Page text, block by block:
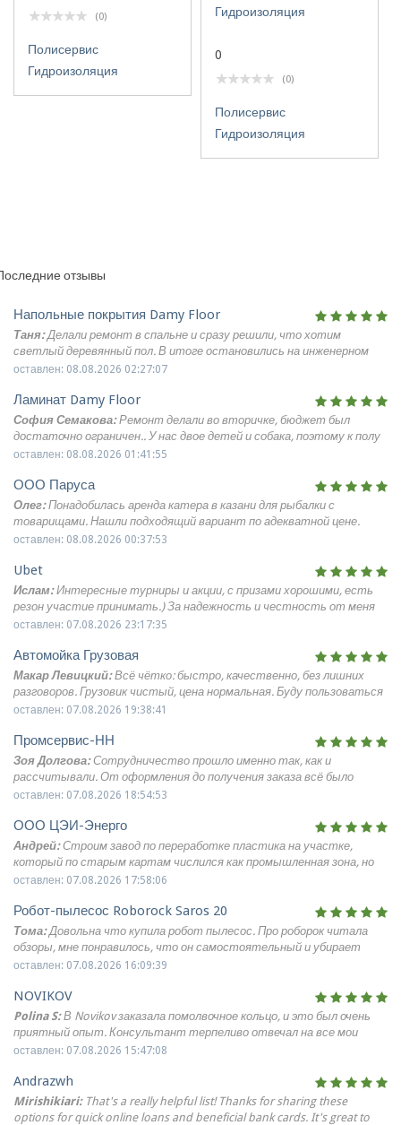
(0)
Полисервис
Гидроизоляция
0
(0)
Полисервис
Гидроизоляция
отзывы
Напольные покрытия Damy Floor
Таня:Делали ремонт в спальне и сразу решили, что хотим
светлый деревянный пол. В итоге остановились на инженерном
паркете damy floor в скандинавском оттенке, укладка французской
будущем такое покрытие можно будет шлифовать и обновлять, а
не менять целиком. В жизни пол выглядит очень спокойно и дорого,
спальня стала намного уютнее.
оставлен: 08.08.2026 02:27:07
Ламинат Damy Floor
София Семакова:Ремонт делали во вторичке, бюджет был
достаточно ограничен.. У нас двое детей и собака, поэтому к полу
были серьёзные требования. Выбрали ламинат 33 класса от DAMY
выглядит отлично, очень аккуратно, никаких щелей и сломанных
замков. По своему виду и на ощупь очень похож на паркет. Мою
обычной влажной тряпкой и средством для пола. На влагу этот
ламинат никак не реагирует.
оставлен: 08.08.2026 01:41:55
ООО Паруса
Олег:Понадобилась аренда катера в казани для рыбалки с
товарищами. Нашли подходящий вариант по адекватной цене.
Техника исправная, мотор тянет хорошо, места для снастей
объяснили понятно. Провели на воде полдня, отлично порыбачили и
отдохнули. Никаких доплат сверх оговоренного не потребовали.
Впечатления положительные, сервисом довольны.
оставлен: 08.08.2026 00:37:53
Ubet
Ислам:Интересные турниры и акции, с призами хорошими, есть
резон участие принимать.) За надежность и честность от меня
тоже плюс.
оставлен: 07.08.2026 23:17:35
Автомойка Грузовая
Макар Левицкий:Всё чётко: быстро, качественно, без лишних
разговоров. Грузовик чистый, цена нормальная. Буду пользоваться
дальше.
оставлен: 07.08.2026 19:38:41
Промсервис-НН
Зоя Долгова:Сотрудничество прошло именно так, как и
рассчитывали. От оформления до получения заказа всё было
организовано без лишних вопросов и задержек. Надежная компания
оставлен: 07.08.2026 18:54:53
ООО ЦЭИ-Энерго
Андрей:Строим завод по переработке пластика на участке,
который по старым картам числился как промышленная зона, но
оказался свалкой. Заказали инженерные изыскания. Ваши
геофизическое профилирование, которое показало глубину
залегания техногенных грунтов. Оказалось, слой мусора
достигает 6 метров! Выдали рекомендации по замене грунта и
устройству песчаной подушки. Проектировщики скорректировали
бы.
оставлен: 07.08.2026 17:58:06
Робот-пылесос Roborock Saros 20
Тома:Довольна что купила робот пылесос. Про роборок читала
обзоры, мне понравилось, что он самостоятельный и убирает
хорошо. Для квартиры с детьми, кошкой и коврами этот пылесос
ковер в гостиной и низкая мебель, под которой быстро копится
пыль. Робот хорошо проходит сложные места: коврик у двери
вычищает отлично, порожек между коридором и кухней
переезжает, под кровать и тумбы заезжает без проблем.На кухне
плиты и раковины. Если грязь не засохла, влажная уборка
справляется отлично. На ковре у дивана хорошо собирает шерсть
кошки, при этом волосы и шерсть не наматываются и вырезать
оставлен: 07.08.2026 16:09:39
NOVIKOV
Polina S:В Novikov заказала помолвочное кольцо, и это был очень
приятный опыт. Консультант терпеливо отвечал на все мои
вопросы, даже самые наивные, и помог выбрать идеальную модель.
конкретного экземпляра — так я убедилась, что камень именно
такой, как мне хочется. Теперь это самое дорогое моё украшение!
оставлен: 07.08.2026 15:47:08
Andrazwh
Mirishikiari: That's a really helpful list! Thanks for sharing these
options for quick online loans and beneficial bank cards. It's great to